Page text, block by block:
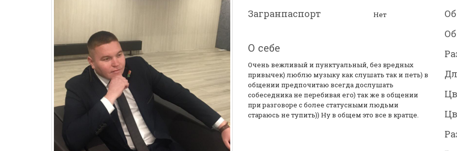
Загранпаспорт Нет
О себе
Очень вежливый и пунктуальный, без вредных
привычек) люблю музыку как слушать так и петь) в
общении предпочитаю всегда дослушать
собеседника не перебивая его) так же в общении
при разговоре с более статусными людьми
стараюсь не тупить)) Ну в общем это все в кратце.